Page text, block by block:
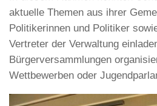
aktuelle Themen aus ihrer
Politikerinnen und Politiker
Vertreter der Verwaltung
Bürgerversammlungen
Wettbewerben oder